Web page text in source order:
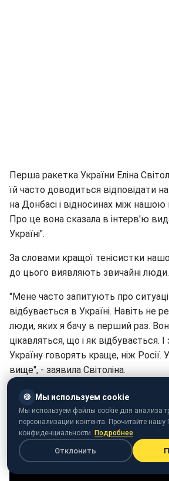
Перша ракетка України Еліна
їй часто доводиться відповідати
на Донбасі і відносинах між
Про це вона сказала в інтерв'ю
Україні".
За словами кращої тенісистки
до цього виявляють звичайні люди.
"Мене часто запитують про
відбувається в Україні. Навіть не
люди, яких я бачу в перший раз.
цікавляться, що і як відбувається.
Україну говорять краще, ніж Росії.
вище", - заявила Світоліна.
🍪 Мы используем cookie
Мы используем файлы cookie для анализа
персонализации контента. Прочитайте нашу
конфиденциальности. Подробнее
Отклонить